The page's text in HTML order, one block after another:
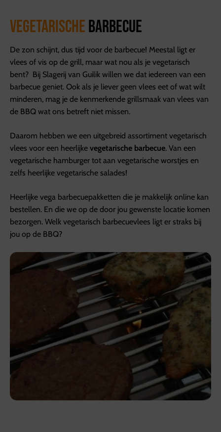
Vegetarischebarbecue
De zon schijnt, dus tijd voor de barbecue! Meestal ligt er
vlees of vis op de grill, maar wat nou als je vegetarisch
bent? Bij Slagerij van Guilik willen we dat iedereen van een
barbecue geniet. Ook als je liever geen vlees eet of wat wilt
minderen, mag je de kenmerkende grillsmaak van vlees van
de BBQ wat ons betreft niet missen.
Daarom hebben we een uitgebreid assortiment vegetarisch
vlees voor een heerlijke vegetarische barbecue. Van een
vegetarische hamburger tot aan vegetarische worstjes en
zelfs heerlijke vegetarische salades!
Heerlijke vega barbecuepakketten die je makkelijk online kan
bestellen. En die we op de door jou gewenste locatie komen
bezorgen. Welk vegetarisch barbecuevlees ligt er straks bij
jou op de BBQ?